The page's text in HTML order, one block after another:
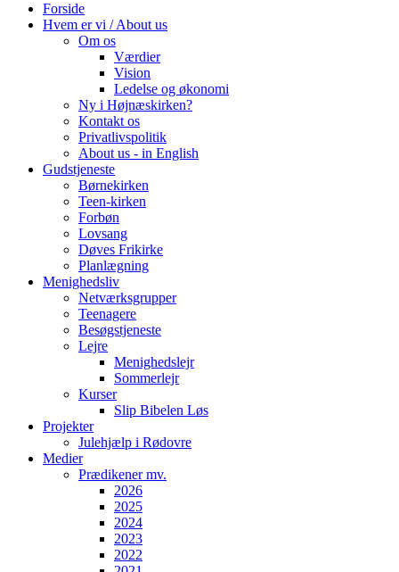
Forside
Hvem er vi / About us
Om os
Værdier
Vision
Ledelse og økonomi
Ny i Højnæskirken?
Kontakt os
Privatlivspolitik
About us - in English
Gudstjeneste
Børnekirken
Teen-kirken
Forbøn
Lovsang
Døves Frikirke
Planlægning
Menighedsliv
Netværksgrupper
Teenagere
Besøgstjeneste
Lejre
Menighedslejr
Sommerlejr
Kurser
Slip Bibelen Løs
Projekter
Julehjælp i Rødovre
Medier
Prædikener mv.
2026
2025
2024
2023
2022